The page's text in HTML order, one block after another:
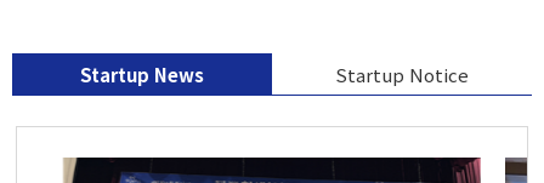
Startup News Startup Notice